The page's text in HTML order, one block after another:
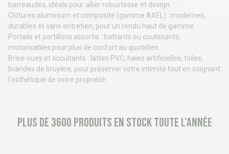
barreaudés, idéals pour allier robustesse et design.
Clôtures aluminium et composite (gamme AXEL) : modernes,
durables et sans entretien, pour un rendu haut de gamme.
Portails et portillons assortis : battants ou coulissants,
motorisables pour plus de confort au quotidien.
Brise-vues et occultants : lattes PVC, haies artificielles, toiles,
brandes de bruyère, pour préserver votre intimité tout en soignant
l’esthétique de votre propriété.
Plus de 3600 produits en stock toute l'année